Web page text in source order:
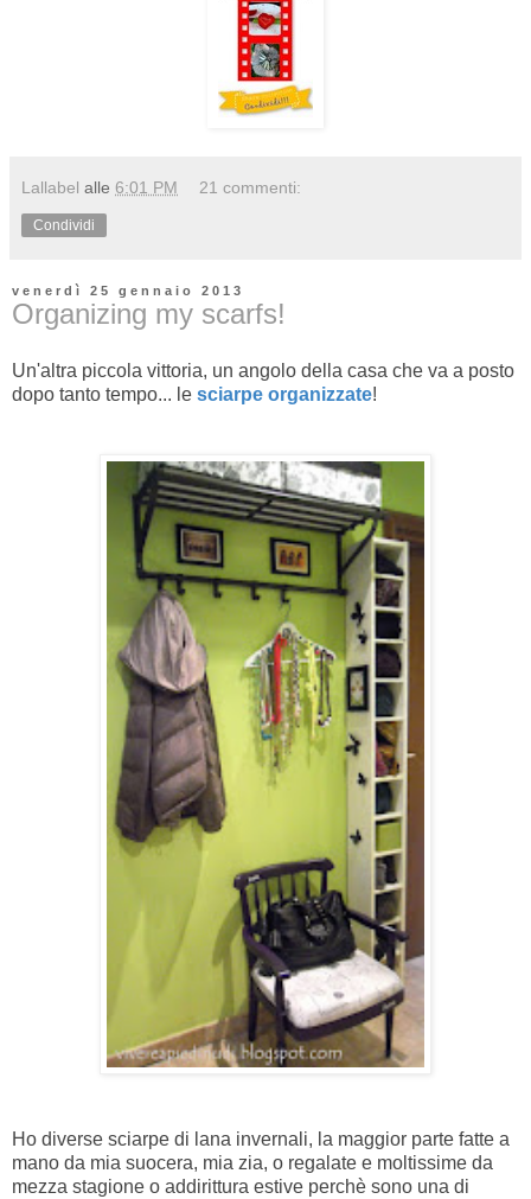
Lallabel alle 6:01 PM 21 commenti:
Condividi
venerdì 25 gennaio 2013
Organizing my scarfs!
Un'altra piccola vittoria, un angolo della casa che va a posto
dopo tanto tempo... le sciarpe organizzate!
Ho diverse sciarpe di lana invernali, la maggior parte fatte a
mano da mia suocera, mia zia, o regalate e moltissime da
mezza stagione o addirittura estive perchè sono una di